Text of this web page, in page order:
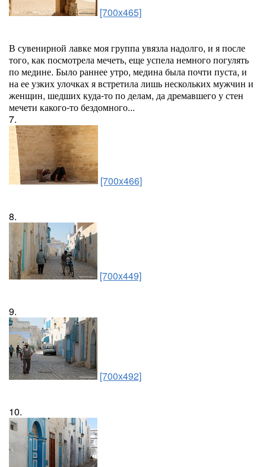
[700x465]
В сувенирной лавке моя группа увязла надолго, и я после
того, как посмотрела мечеть, еще успела немного погулять
по медине. Было раннее утро, медина была почти пуста, и
на ее узких улочках я встретила лишь нескольких мужчин и
женщин, шедших куда-то по делам, да дремавшего у стен
мечети какого-то бездомного...
7.
[700x466]
8.
[700x449]
9.
[700x492]
10.